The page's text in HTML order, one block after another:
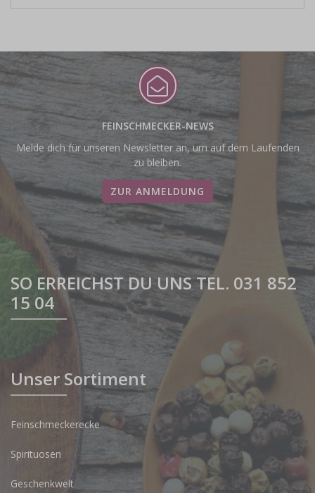
FEINSCHMECKER-NEWS
Melde dich für unseren Newsletter an, um auf dem Laufenden
zu bleiben.
ZUR ANMELDUNG
SO ERREICHST DU UNS TEL. 031 852
15 04
Unser Sortiment
Feinschmeckerecke
Spirituosen
Geschenkwelt